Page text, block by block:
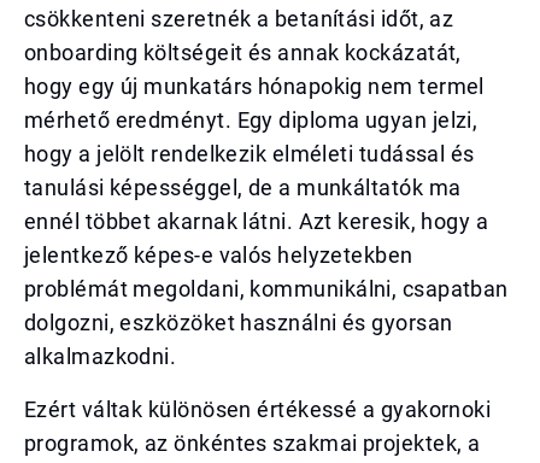
csökkenteni szeretnék a betanítási időt, az
onboarding költségeit és annak kockázatát,
hogy egy új munkatárs hónapokig nem termel
mérhető eredményt. Egy diploma ugyan jelzi,
hogy a jelölt rendelkezik elméleti tudással és
tanulási képességgel, de a munkáltatók ma
ennél többet akarnak látni. Azt keresik, hogy a
jelentkező képes-e valós helyzetekben
problémát megoldani, kommunikálni, csapatban
dolgozni, eszközöket használni és gyorsan
alkalmazkodni.
Ezért váltak különösen értékessé a gyakornoki
programok, az önkéntes szakmai projektek, a